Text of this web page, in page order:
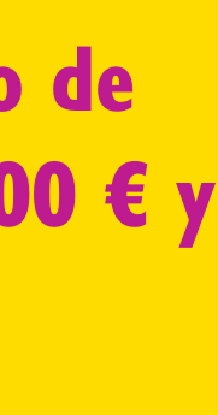
de
€ y